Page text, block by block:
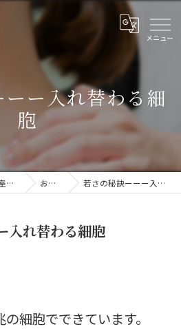
ー入れ替わる細
胞
東京で気功なら施術や講座を行う気功サロン お知らせ 若さの秘訣ーーー入れ替わる細胞
入れ替わる細胞
細胞でできています。